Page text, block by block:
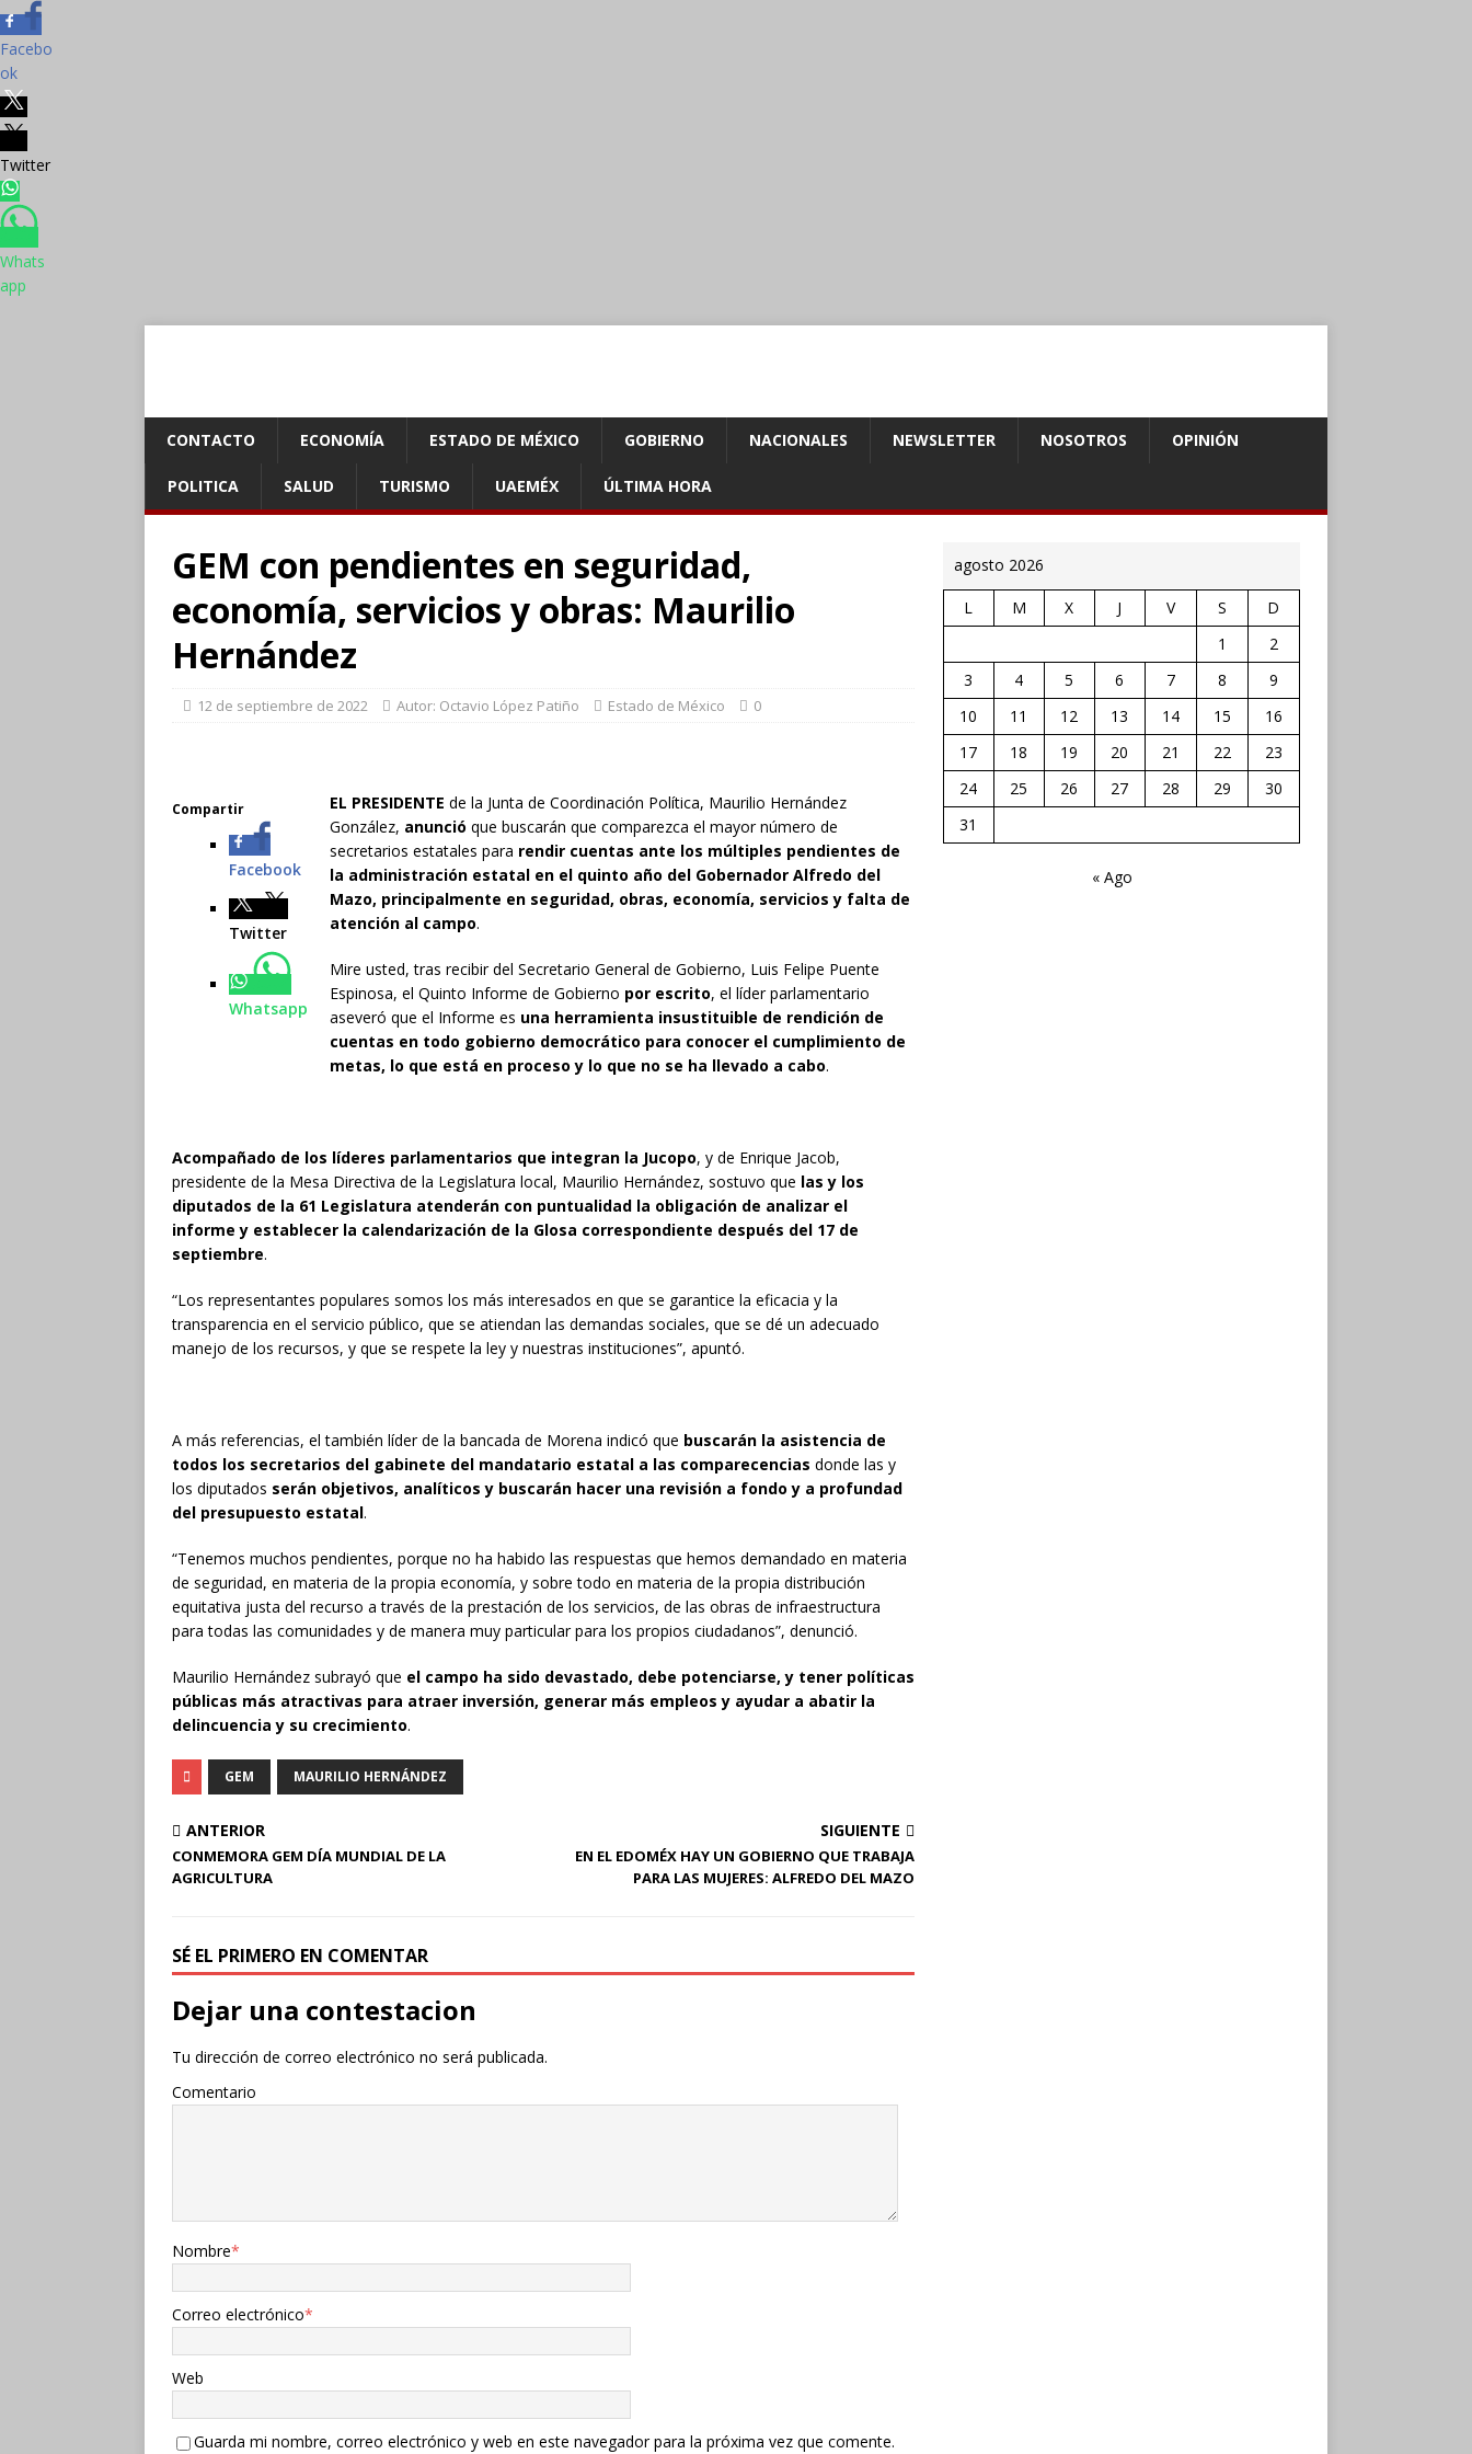
Facebo
ok
Twitter
Whats
app
CONTACTO ECONOMÍA ESTADO DE MÉXICO GOBIERNO NACIONALES NEWSLETTER NOSOTROS OPINIÓN
POLITICA SALUD TURISMO UAEMÉX ÚLTIMA HORA
GEM con pendientes en seguridad,
economía, servicios y obras: Maurilio
Hernández
12 de septiembre de 2022 Autor: Octavio López Patiño Estado de México 0
Compartir
Facebook
Twitter
Whatsapp
EL PRESIDENTE de la Junta de Coordinación Política, Maurilio Hernández
González, anunció que buscarán que comparezca el mayor número de
secretarios estatales para rendir cuentas ante los múltiples pendientes de
la administración estatal en el quinto año del Gobernador Alfredo del
Mazo, principalmente en seguridad, obras, economía, servicios y falta de
atención al campo.
Mire usted, tras recibir del Secretario General de Gobierno, Luis Felipe Puente
Espinosa, el Quinto Informe de Gobierno por escrito, el líder parlamentario
aseveró que el Informe es una herramienta insustituible de rendición de
cuentas en todo gobierno democrático para conocer el cumplimiento de
metas, lo que está en proceso y lo que no se ha llevado a cabo.
Acompañado de los líderes parlamentarios que integran la Jucopo, y de Enrique Jacob,
presidente de la Mesa Directiva de la Legislatura local, Maurilio Hernández, sostuvo que las y los
diputados de la 61 Legislatura atenderán con puntualidad la obligación de analizar el
informe y establecer la calendarización de la Glosa correspondiente después del 17 de
septiembre.
“Los representantes populares somos los más interesados en que se garantice la eficacia y la
transparencia en el servicio público, que se atiendan las demandas sociales, que se dé un adecuado
manejo de los recursos, y que se respete la ley y nuestras instituciones”, apuntó.
A más referencias, el también líder de la bancada de Morena indicó que buscarán la asistencia de
todos los secretarios del gabinete del mandatario estatal a las comparecencias donde las y
los diputados serán objetivos, analíticos y buscarán hacer una revisión a fondo y a profundad
del presupuesto estatal.
“Tenemos muchos pendientes, porque no ha habido las respuestas que hemos demandado en materia
de seguridad, en materia de la propia economía, y sobre todo en materia de la propia distribución
equitativa justa del recurso a través de la prestación de los servicios, de las obras de infraestructura
para todas las comunidades y de manera muy particular para los propios ciudadanos”, denunció.
Maurilio Hernández subrayó que el campo ha sido devastado, debe potenciarse, y tener políticas
públicas más atractivas para atraer inversión, generar más empleos y ayudar a abatir la
delincuencia y su crecimiento.
GEM MAURILIO HERNÁNDEZ
ANTERIOR
CONMEMORA GEM DÍA MUNDIAL DE LA
AGRICULTURA
SIGUIENTE
EN EL EDOMÉX HAY UN GOBIERNO QUE TRABAJA
PARA LAS MUJERES: ALFREDO DEL MAZO
SÉ EL PRIMERO EN COMENTAR
Dejar una contestacion
Tu dirección de correo electrónico no será publicada.
Comentario
Nombre*
Correo electrónico*
Web
Guarda mi nombre, correo electrónico y web en este navegador para la próxima vez que comente.
agosto 2026
L M X J V S
D
1
2
3
4 5 6 7 8
9
10
11 12 13 14 15
16
17
18 19 20 21 22
23
24
25 26 27 28 29
30
31
« Ago